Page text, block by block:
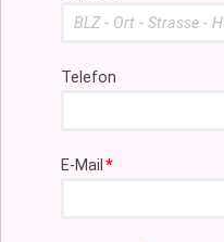
Telefon
Pflichtfeld
E-Mail*